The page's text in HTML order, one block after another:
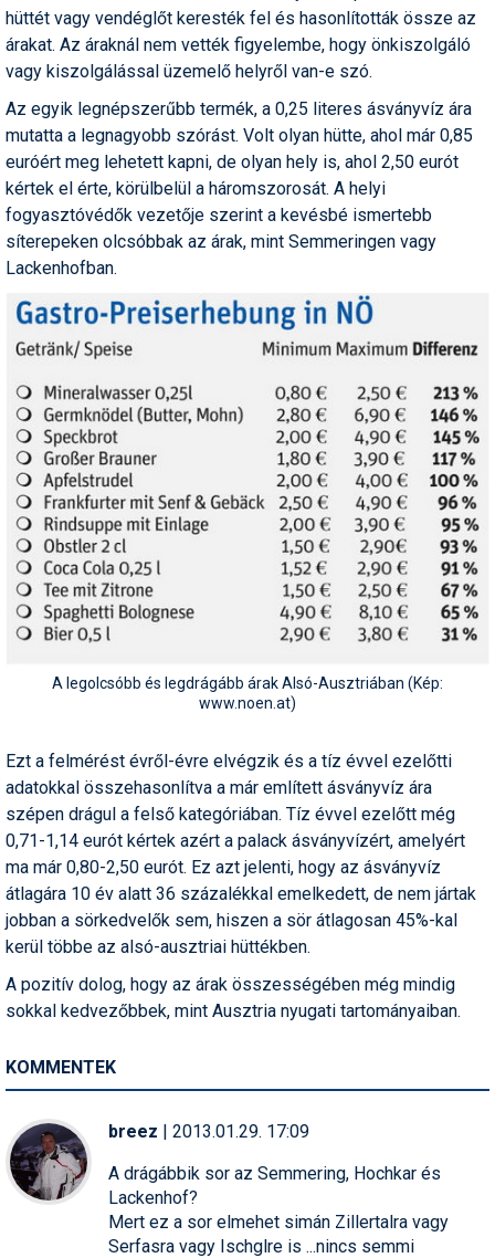
Humor
Hütte
Ingatlan
Interjúk
Játékok
Kerékpár
Könyvajánló
Munkavállalás
Olvasnivaló
Pályázatok
Portálinfo
Rajzok
Síbérletárak
Síbörze
Sífelszerelés
Sífutás
Síléc
Símánia
Síoktatás
Síruházat
Síugrás
Snowboard
Snowboardfelszerelés
hüttét vagy vendéglőt keresték fel és hasonlították össze az
árakat. Az áraknál nem vették figyelembe, hogy önkiszolgáló
vagy kiszolgálással üzemelő helyről van-e szó.
Az egyik legnépszerűbb termék, a 0,25 literes ásványvíz ára
mutatta a legnagyobb szórást. Volt olyan hütte, ahol már 0,85
euróért meg lehetett kapni, de olyan hely is, ahol 2,50 eurót
kértek el érte, körülbelül a háromszorosát. A helyi
fogyasztóvédők vezetője szerint a kevésbé ismertebb
síterepeken olcsóbbak az árak, mint Semmeringen vagy
Lackenhofban.
A legolcsóbb és legdrágább árak Alsó-Ausztriában (Kép:
www.noen.at)
Ezt a felmérést évről-évre elvégzik és a tíz évvel ezelőtti
adatokkal összehasonlítva a már említett ásványvíz ára
szépen drágul a felső kategóriában. Tíz évvel ezelőtt még
0,71-1,14 eurót kértek azért a palack ásványvízért, amelyért
ma már 0,80-2,50 eurót. Ez azt jelenti, hogy az ásványvíz
átlagára 10 év alatt 36 százalékkal emelkedett, de nem jártak
jobban a sörkedvelők sem, hiszen a sör átlagosan 45%-kal
kerül többe az alsó-ausztriai hüttékben.
A pozitív dolog, hogy az árak összességében még mindig
sokkal kedvezőbbek, mint Ausztria nyugati tartományaiban.
KOMMENTEK
breez | 2013.01.29. 17:09
A drágábbik sor az Semmering, Hochkar és
Lackenhof?
Mert ez a sor elmehet simán Zillertalra vagy
Serfasra vagy Ischglre is ...nincs semmi